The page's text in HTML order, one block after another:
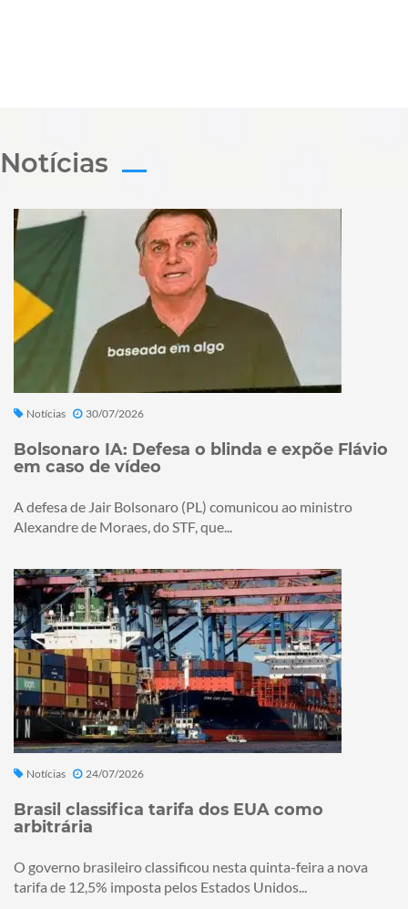
Notícias
Notícias 30/07/2026
Bolsonaro IA: Defesa o blinda e expõe Flávio
em caso de vídeo
A defesa de Jair Bolsonaro (PL) comunicou ao ministro
Alexandre de Moraes, do STF, que...
Notícias 24/07/2026
Brasil classifica tarifa dos EUA como
arbitrária
O governo brasileiro classificou nesta quinta-feira a nova
tarifa de 12,5% imposta pelos Estados Unidos...